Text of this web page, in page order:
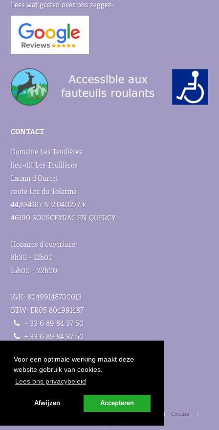
Voor een optimale werking maakt deze
website gebruik van cookies.
Lees ons privacybeleid
Afwijzen Accepteren
Lees wat gasten over ons zeggen:
CONTACT
Domaine Les Teuillères
lieu-dit Les Teuillères
Lacam d'Ourcet
route Lac du Tolerme
44,834167 N 2,040277 E
46190 SOUSCEYRAC EN QUERCY
Horaires d'ouverture:
8h30 - 12h00
15h00 - 22h00
KvK: 80499148700013
BTW: FR05 804991487
+ 33 6 89 84 37 50
+ 33 6 89 84 37 50
Les Teuilleres Facebook
Les Teuilleres Instagram
© 2026 domaine Les Teuillères | Algemene voorwaarden | Cookies
|